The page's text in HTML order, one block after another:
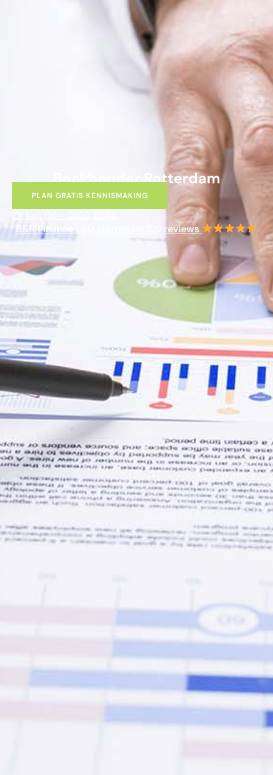
Boekhouder Rotterdam
PLAN GRATIS KENNISMAKING
B&R Finance | 5.0 sterren uit 109 reviews